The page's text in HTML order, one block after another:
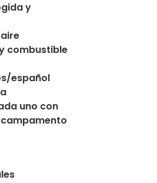
y
combustible
español
uno con
campamento